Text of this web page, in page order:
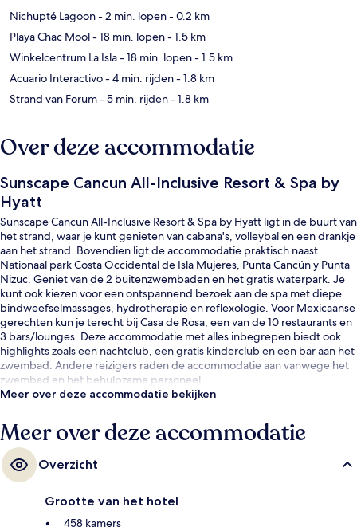
Nichupté Lagoon- 2 min. lopen- 0.2 km
Playa Chac Mool- 18 min. lopen- 1.5 km
Winkelcentrum La Isla- 18 min. lopen- 1.5 km
Acuario Interactivo- 4 min. rijden- 1.8 km
Strand van Forum- 5 min. rijden- 1.8 km
Over deze accommodatie
Sunscape Cancun All-Inclusive Resort & Spa by
Hyatt
Sunscape Cancun All-Inclusive Resort & Spa by Hyatt ligt in de buurt van
het strand, waar je kunt genieten van cabana's, volleybal en een drankje
aan het strand. Bovendien ligt de accommodatie praktisch naast
Nationaal park Costa Occidental de Isla Mujeres, Punta Cancún y Punta
Nizuc. Geniet van de 2 buitenzwembaden en het gratis waterpark. Je
kunt ook kiezen voor een ontspannend bezoek aan de spa met diepe
bindweefselmassages, hydrotherapie en reflexologie. Voor Mexicaanse
gerechten kun je terecht bij Casa de Rosa, een van de 10 restaurants en
3 bars/lounges. Deze accommodatie met alles inbegrepen biedt ook
highlights zoals een nachtclub, een gratis kinderclub en een bar aan het
zwembad. Andere reizigers raden de accommodatie aan vanwege het
zwembad en het behulpzame personeel.
Meer over deze accommodatie bekijken
Meer over deze accommodatie
Overzicht
Grootte van het hotel
458 kamers